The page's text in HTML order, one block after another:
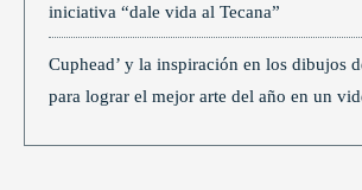
iniciativa “dale vida al Tecana”
Cuphead’ y la inspiración en los dibujos
para lograr el mejor arte del año en un